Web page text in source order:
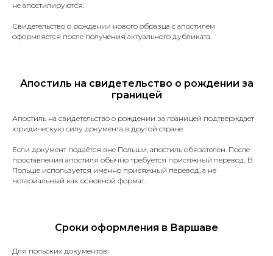
не апостилируются.
Свидетельство о рождении нового образца с апостилем
оформляется после получения актуального дубликата.
Апостиль на свидетельство о рождении за
границей
Апостиль на свидетельство о рождении за границей подтверждает
юридическую силу документа в другой стране.
Если документ подаётся вне Польши, апостиль обязателен. После
проставления апостиля обычно требуется присяжный перевод. В
Польше используется именно присяжный перевод, а не
нотариальный как основной формат.
Сроки оформления в Варшаве
Для польских документов:
Свидетельства (о рождении,
Водительские права.
Дипломы и аттестаты.
разного рода имущества.
Судебные решения
и заявления.
Трудовая книжка.
Медицинские справки
и заключения.
Лицензии и сертификаты.
подачи в миграционный отдел